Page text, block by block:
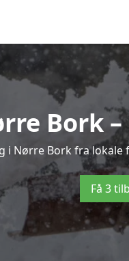
Bork
i Nørre Bork fra
Få 3